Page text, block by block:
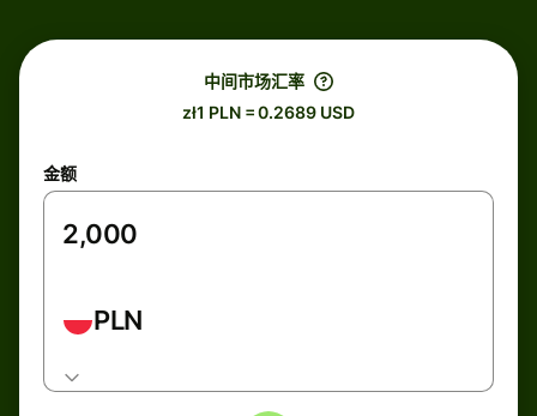
中间市场汇率
zł1 PLN = 0.2689 USD
金额
PLN